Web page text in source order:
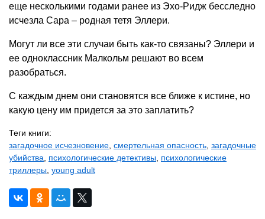
еще несколькими годами ранее из Эхо-Ридж бесследно
исчезла Сара – родная тетя Эллери.
Могут ли все эти случаи быть как-то связаны? Эллери и
ее одноклассник Малкольм решают во всем
разобраться.
С каждым днем они становятся все ближе к истине, но
какую цену им придется за это заплатить?
Теги книги:
загадочное исчезновение смертельная опасность загадочные
убийства
психологические детективы психологические
триллеры young adult